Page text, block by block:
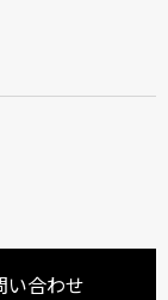
い合わせ